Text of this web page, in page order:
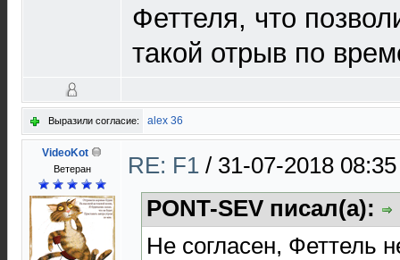
Феттеля, что
такой отрыв по
Выразили согласие: alex 36
VideoKot
Ветеран RE: F1 / 31-07-2018 08:35
PONT-SEV писал(а):
Не согласен, Феттель